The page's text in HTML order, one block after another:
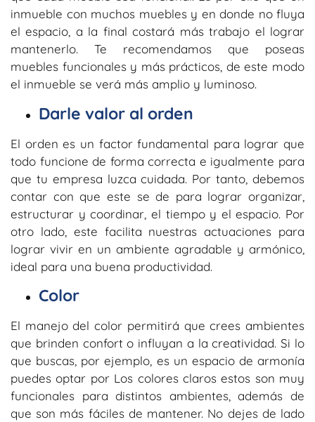
inmueble con muchos muebles y en donde no fluya
el espacio, a la final costará más trabajo el lograr
mantenerlo. Te recomendamos que poseas
muebles funcionales y más prácticos, de este modo
el inmueble se verá más amplio y luminoso.
Darle valor al orden
El orden es un factor fundamental para lograr que
todo funcione de forma correcta e igualmente para
que tu empresa luzca cuidada. Por tanto, debemos
contar con que este se de para lograr organizar,
estructurar y coordinar, el tiempo y el espacio. Por
otro lado, este facilita nuestras actuaciones para
lograr vivir en un ambiente agradable y armónico,
ideal para una buena productividad.
Color
El manejo del color permitirá que crees ambientes
que brinden confort o influyan a la creatividad. Si lo
que buscas, por ejemplo, es un espacio de armonía
puedes optar por Los colores claros estos son muy
funcionales para distintos ambientes, además de
que son más fáciles de mantener. No dejes de lado